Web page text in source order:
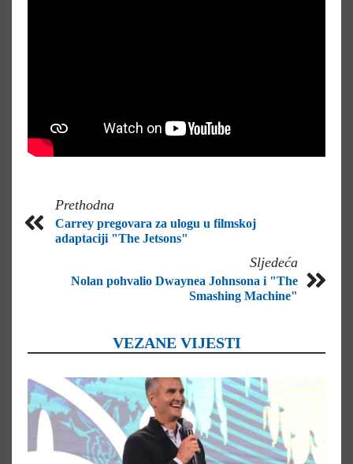
Prethodna
Carrey pregovara za ulogu u filmskoj
adaptaciji "The Jetsons"
Sljedeća
Nolan pohvalio Dwaynea Johnsona i "The
Smashing Machine"
VEZANE VIJESTI